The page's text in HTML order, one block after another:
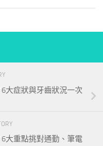
大症狀與牙齒狀況一次
大重點挑對通勤、筆電